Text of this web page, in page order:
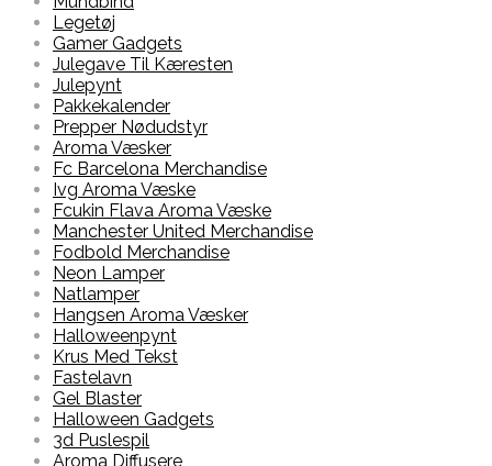
Legetøj
Gamer Gadgets
Julegave Til Kæresten
Julepynt
Pakkekalender
Prepper Nødudstyr
Aroma Væsker
Fc Barcelona Merchandise
Ivg Aroma Væske
Fcukin Flava Aroma Væske
Manchester United Merchandise
Fodbold Merchandise
Neon Lamper
Natlamper
Hangsen Aroma Væsker
Halloweenpynt
Krus Med Tekst
Fastelavn
Gel Blaster
Halloween Gadgets
3d Puslespil
Aroma Diffusere